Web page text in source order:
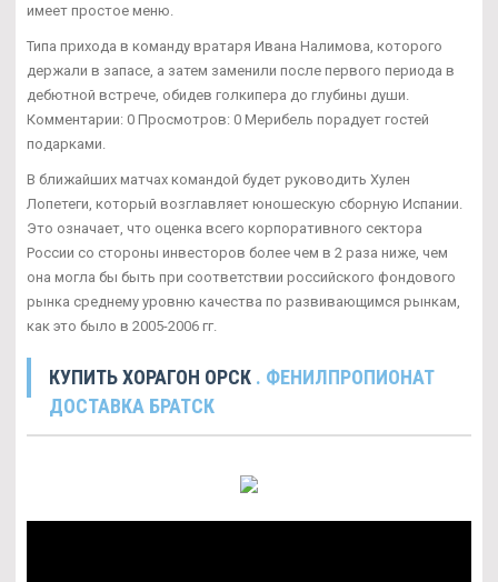
имеет простое меню.
Типа прихода в команду вратаря Ивана Налимова, которого
держали в запасе, а затем заменили после первого периода в
дебютной встрече, обидев голкипера до глубины души.
Комментарии: 0 Просмотров: 0 Мерибель порадует гостей
подарками.
В ближайших матчах командой будет руководить Хулен
Лопетеги, который возглавляет юношескую сборную Испании.
Это означает, что оценка всего корпоративного сектора
России со стороны инвесторов более чем в 2 раза ниже, чем
она могла бы быть при соответствии российского фондового
рынка среднему уровню качества по развивающимся рынкам,
как это было в 2005-2006 гг.
КУПИТЬ ХОРАГОН ОРСК . ФЕНИЛПРОПИОНАТ
ДОСТАВКА БРАТСК